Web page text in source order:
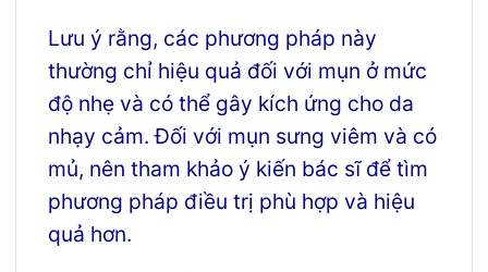
Lưu ý rằng, các phương pháp này
thường chỉ hiệu quả đối với mụn ở mức
độ nhẹ và có thể gây kích ứng cho da
nhạy cảm. Đối với mụn sưng viêm và có
mủ, nên tham khảo ý kiến bác sĩ để tìm
phương pháp điều trị phù hợp và hiệu
quả hơn.